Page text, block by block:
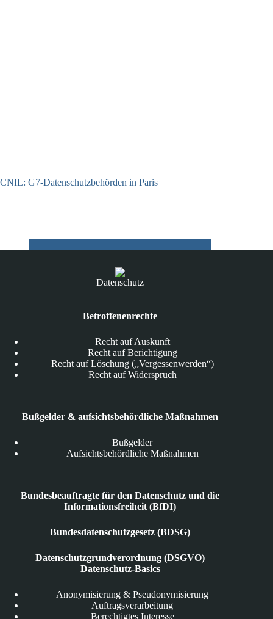
CNIL: G7-Datenschutzbehörden in Paris
Datenschutz
Betroffenenrechte
Recht auf Auskunft
Recht auf Berichtigung
Recht auf Löschung („Vergessenwerden“)
Recht auf Widerspruch
Bußgelder & aufsichtsbehördliche Maßnahmen
Bußgelder
Aufsichtsbehördliche Maßnahmen
Bundesbeauftragte für den Datenschutz und die
Informationsfreiheit (BfDI)
Bundesdatenschutzgesetz (BDSG)
Datenschutzgrundverordnung (DSGVO)
Datenschutz-Basics
Anonymisierung & Pseudonymisierung
Auftragsverarbeitung
Berechtigtes Interesse